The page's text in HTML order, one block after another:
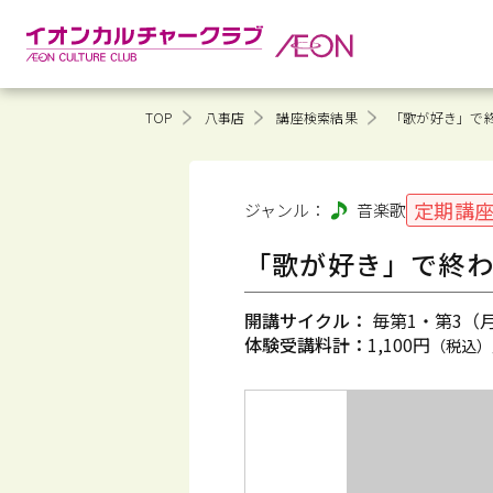
TOP 八事店 講座検索結果 「歌が好き」
ジャンル： 音楽歌 定期講
「歌が好き」で終
開講サイクル： 毎第1・第3（
体験受講料計： 1,100円 （税込